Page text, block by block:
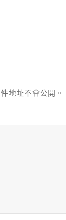
地址不會公開。